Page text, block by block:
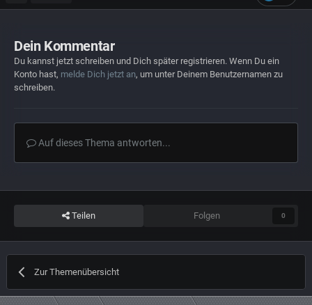
Dein Kommentar
Du kannst jetzt schreiben und Dich später registrieren. Wenn Du ein
Konto hast, melde Dich jetzt an, um unter Deinem Benutzernamen zu
schreiben.
Auf dieses Thema antworten...
Teilen Folgen 0
Zur Themenübersicht